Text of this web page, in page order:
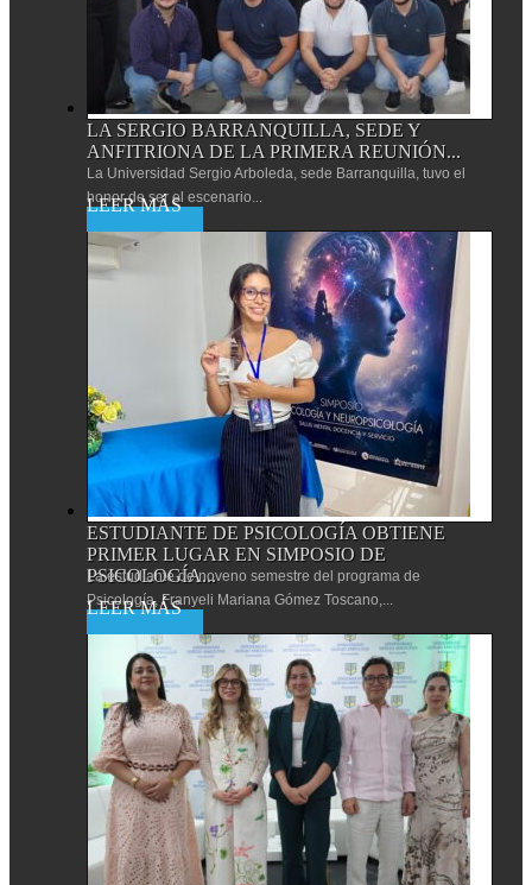
LA SERGIO BARRANQUILLA, SEDE Y
ANFITRIONA DE LA PRIMERA REUNIÓN...
La Universidad Sergio Arboleda, sede Barranquilla, tuvo el
honor de ser el escenario...
ESTUDIANTE DE PSICOLOGÍA OBTIENE
PRIMER LUGAR EN SIMPOSIO DE
PSICOLOGÍA...
La estudiante de noveno semestre del programa de
Psicología, Franyeli Mariana Gómez Toscano,...